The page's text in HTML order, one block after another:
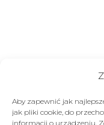
Aby zapewnić jak
jak pliki cookie, do
informacji o urządzeniu.